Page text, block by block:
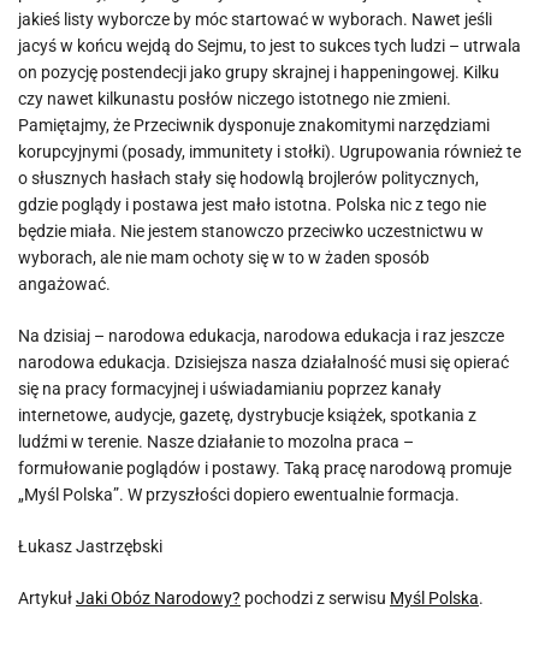
jakieś listy wyborcze by móc startować w wyborach. Nawet jeśli
jacyś w końcu wejdą do Sejmu, to jest to sukces tych ludzi – utrwala
on pozycję postendecji jako grupy skrajnej i happeningowej. Kilku
czy nawet kilkunastu posłów niczego istotnego nie zmieni.
Pamiętajmy, że Przeciwnik dysponuje znakomitymi narzędziami
korupcyjnymi (posady, immunitety i stołki). Ugrupowania również te
o słusznych hasłach stały się hodowlą brojlerów politycznych,
gdzie poglądy i postawa jest mało istotna. Polska nic z tego nie
będzie miała. Nie jestem stanowczo przeciwko uczestnictwu w
wyborach, ale nie mam ochoty się w to w żaden sposób
angażować.
Na dzisiaj – narodowa edukacja, narodowa edukacja i raz jeszcze
narodowa edukacja. Dzisiejsza nasza działalność musi się opierać
się na pracy formacyjnej i uświadamianiu poprzez kanały
internetowe, audycje, gazetę, dystrybucje książek, spotkania z
ludźmi w terenie. Nasze działanie to mozolna praca –
formułowanie poglądów i postawy. Taką pracę narodową promuje
„Myśl Polska”. W przyszłości dopiero ewentualnie formacja.
Łukasz Jastrzębski
ArtykułJaki Obóz Narodowy? pochodzi z serwisu Myśl Polska.